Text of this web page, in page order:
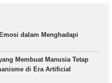
dalam Menghadapi
Membuat Manusia Tetap
di Era Artificial